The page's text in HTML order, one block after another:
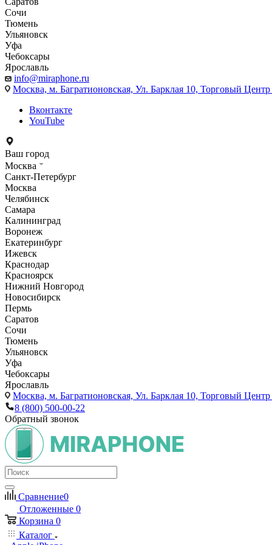
Сочи
Тюмень
Ульяновск
Уфа
Чебоксары
Ярославль
info@miraphone.ru
Москва, м. Багратионовская, Ул. Барклая 10, Торговый
Вконтакте
YouTube
Ваш город
Москва
Санкт-Петербург
Москва
Челябинск
Самара
Калининград
Воронеж
Екатеринбург
Ижевск
Краснодар
Красноярск
Нижний Новгород
Новосибирск
Пермь
Саратов
Сочи
Тюмень
Ульяновск
Уфа
Чебоксары
Ярославль
Москва, м. Багратионовская, Ул. Барклая 10, Торговый
8 (800) 500-00-22
Обратный звонок
Сравнение0
Отложенные 0
Корзина 0
Каталог